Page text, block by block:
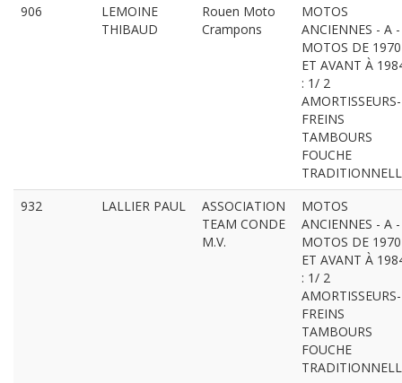
906
LEMOINE
THIBAUD
Rouen Moto
Crampons
MOTOS
ANCIENNES - A -
MOTOS DE 1970
ET AVANT À
: 1/ 2
FREINS
TAMBOURS
FOUCHE
932
LALLIER PAUL
ASSOCIATION
TEAM CONDE
M.V.
MOTOS
ANCIENNES - A -
MOTOS DE 1970
ET AVANT À
: 1/ 2
FREINS
TAMBOURS
FOUCHE